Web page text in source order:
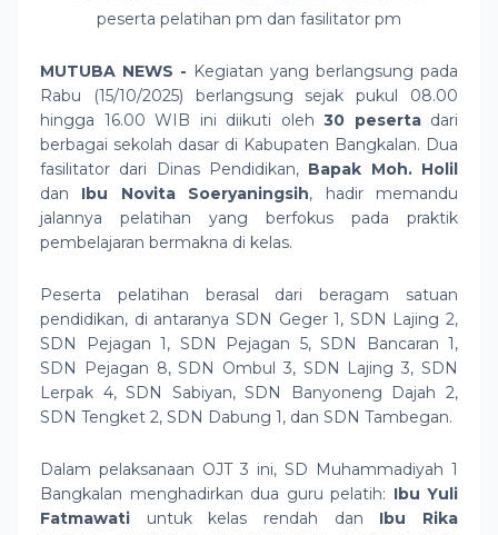
peserta pelatihan pm dan fasilitator pm
MUTUBA NEWS - Kegiatan yang berlangsung pada
Rabu (15/10/2025) berlangsung sejak pukul 08.00
hingga 16.00 WIB ini diikuti oleh 30 pesertadari
berbagai sekolah dasar di Kabupaten Bangkalan. Dua
fasilitator dari Dinas Pendidikan, Bapak Moh. Holil
dan Ibu Novita Soeryaningsih, hadir memandu
jalannya pelatihan yang berfokus pada praktik
pembelajaran bermakna di kelas.
Peserta pelatihan berasal dari beragam satuan
pendidikan, di antaranya SDN Geger 1, SDN Lajing 2,
SDN Pejagan 1, SDN Pejagan 5, SDN Bancaran 1,
SDN Pejagan 8, SDN Ombul 3, SDN Lajing 3, SDN
Lerpak 4, SDN Sabiyan, SDN Banyoneng Dajah 2,
SDN Tengket 2, SDN Dabung 1, dan SDN Tambegan.
Dalam pelaksanaan OJT 3 ini, SD Muhammadiyah 1
Bangkalan menghadirkan dua guru pelatih: Ibu Yuli
Fatmawati untuk kelas rendah dan Ibu Rika